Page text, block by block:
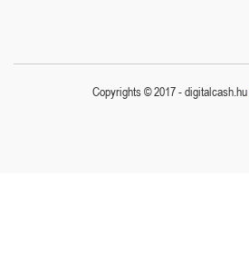
Copyrights © 2017 - digitalcash.hu